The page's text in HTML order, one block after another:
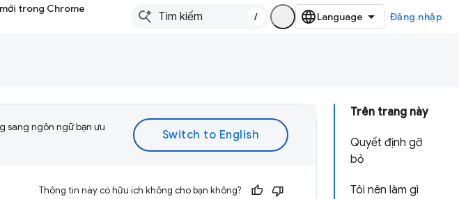
trong Chrome
/ Đăng nhập
Trên trang này
Quyết định gỡ
bỏ
Tôi nên làm gì
sang ngôn ngữ bạn ưu
Thông tin này có hữu ích không cho bạn không?